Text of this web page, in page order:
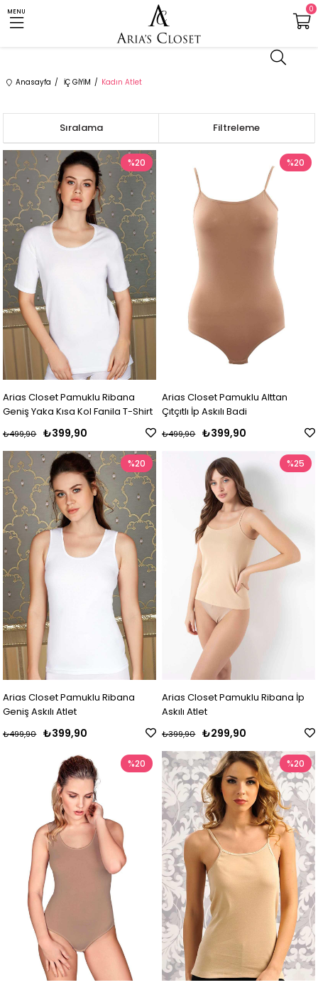
MENU 0
Anasayfa İÇ GİYİM Kadın Atlet
Filtreleme
Sıralama
Arias Closet Pamuklu Ribana
Geniş Yaka Kısa Kol Fanila T-Shirt
₺399,90
₺499,90
%20
Arias Closet Pamuklu Alttan
Çıtçıtlı İp Askılı Badi
₺399,90
₺499,90
%20
Arias Closet Pamuklu Ribana
Geniş Askılı Atlet
₺399,90
₺499,90
%20
Arias Closet Pamuklu Ribana İp
Askılı Atlet
₺299,90
₺399,90
%25
%20 %20